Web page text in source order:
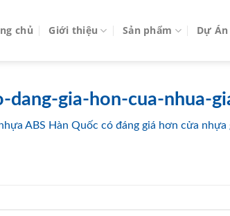
chủ Giới thiệu Sản phẩm Dự Án
dang-gia-hon-cua-nhua-
ABS Hàn Quốc có đáng giá hơn cửa nhựa